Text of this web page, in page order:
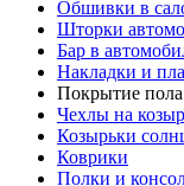
Обшивки в
Шторки
Бар в
Накладки и
Покрытие
Чехлы на
Козырьки
Коврики
Полки и